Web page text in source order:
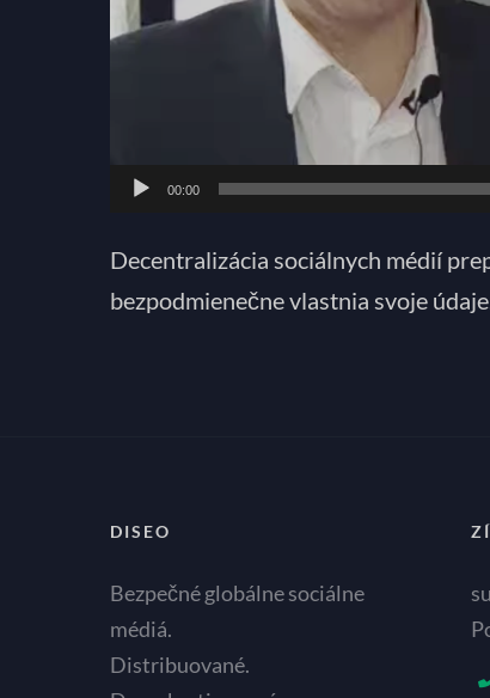
00:00
Decentralizácia sociálnych médií
bezpodmienečne vlastnia svoje
DISEO
Bezpečné globálne sociálne
médiá.
Distribuované.